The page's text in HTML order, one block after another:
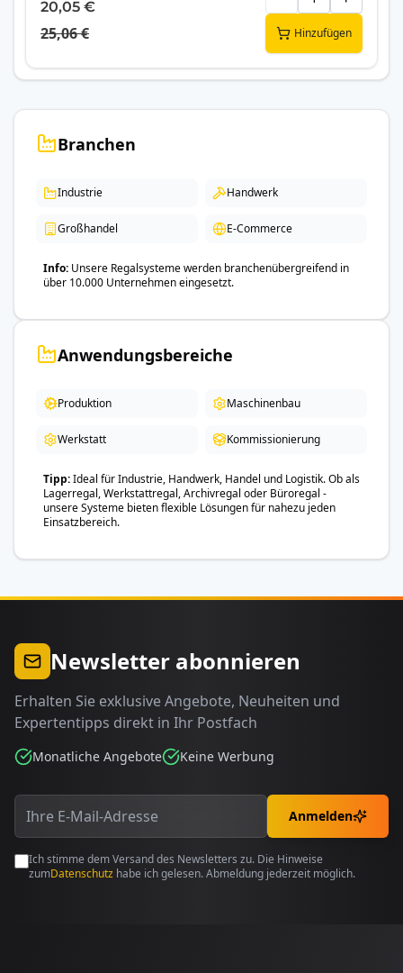
20,05 €
25,06 € Hinzufügen
Branchen
Industrie Handwerk
Großhandel E-Commerce
Info Unsere Regalsysteme werden branchenübergreifend in
über 10.000 Unternehmen eingesetzt.
Anwendungsbereiche
Produktion Maschinenbau
Werkstatt Kommissionierung
Tipp Ideal für Industrie, Handwerk, Handel und Logistik. Ob als
Lagerregal, Werkstattregal, Archivregal oder Büroregal -
unsere Systeme bieten flexible Lösungen für nahezu jeden
Einsatzbereich.
Newsletter abonnieren
Erhalten Sie exklusive Angebote, Neuheiten und
Expertentipps direkt in Ihr Postfach
Monatliche Angebote Keine Werbung
Anmelden
Ich stimme dem Versand des Newsletters zu. Die Hinweise
zumDatenschutz habe ich gelesen. Abmeldung jederzeit möglich.